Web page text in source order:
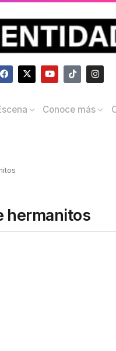
Conoce más
hermanitos